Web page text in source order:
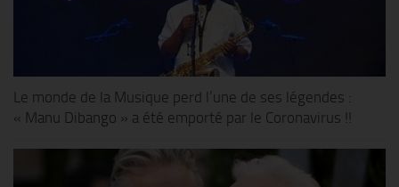
Le monde de la Musique perd l’une de ses légendes :
« Manu Dibango » a été emporté par le Coronavirus !!